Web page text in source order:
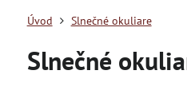
Úvod Slnečné okuliare
Slnečné